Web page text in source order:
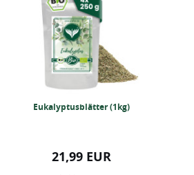
Eukalyptusblätter (1kg)
21,99 EUR